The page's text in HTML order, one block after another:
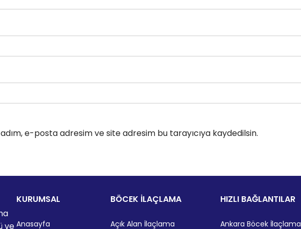
e-posta adresim ve site adresim bu tarayıcıya kaydedilsin.
ve
KURUMSAL
Anasayfa
BÖCEK İLAÇLAMA
Açık Alan İlaçlama
HIZLI BAĞLANTILAR
Ankara Böcek İlaçlama